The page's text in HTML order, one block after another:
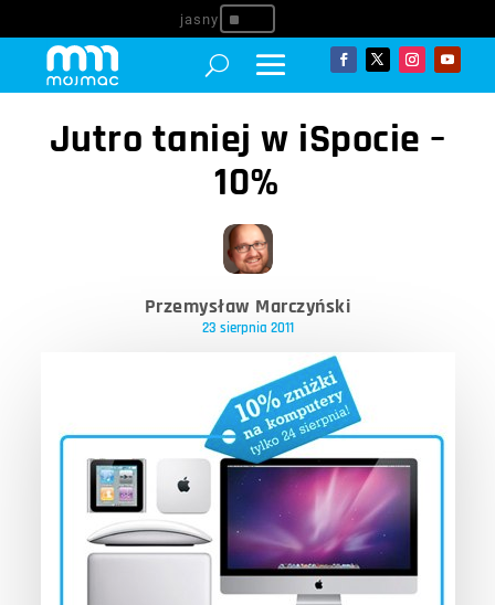
^
Jutro taniej w iSpocie –
10%
Przemysław Marczyński
23 sierpnia 2011